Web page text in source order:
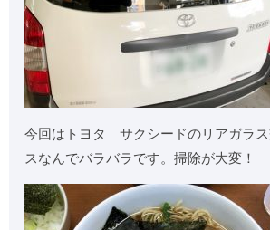
今回はトヨタ サクシードのリアガラス
スなんでバラバラです。掃除が大変！